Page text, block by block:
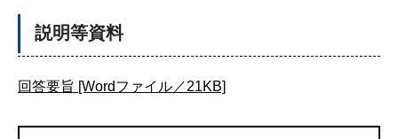
説明等資料
回答要旨 [Wordファイル／21KB]